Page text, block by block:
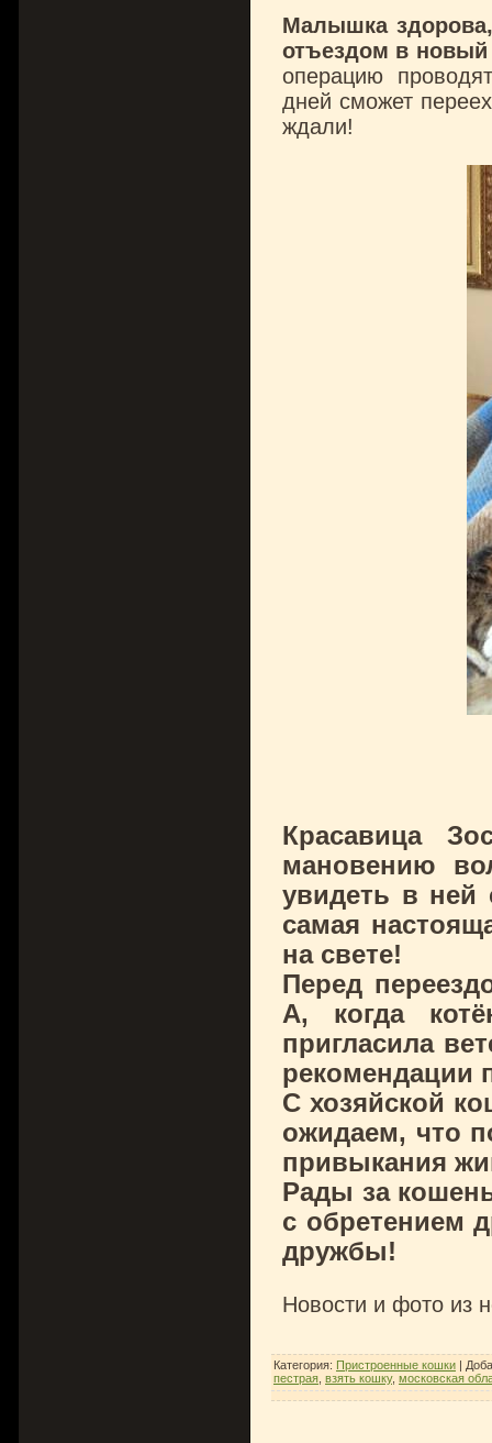
Малышка здорова,
отъездом в
операцию
дней сможет
ждали!
Красавица
мановению
увидеть в ней
самая
на свете!
Перед
А, когда
пригласила
рекомендации
С хозяйской
ожидаем, что
привыкания
Рады за
с обретением
дружбы!
Новости и фото из
Категория: Пристроенные кошки |
пестрая взять кошку, московская